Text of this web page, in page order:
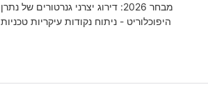
מבחר 2026: דירוג יצרני גנרטורים של נתרן
היפוכלוריט - ניתוח נקודות עיקריות טכניות